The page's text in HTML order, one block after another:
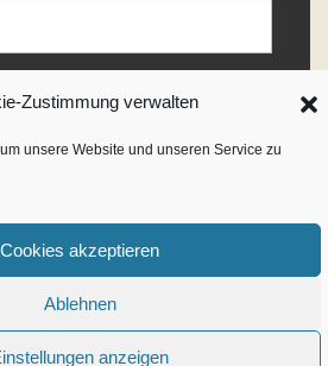
Zustimmung verwalten
unsere Website und unseren Service zu
Cookies akzeptieren
Ablehnen
anzeigen
Abonnenten an
Scroll